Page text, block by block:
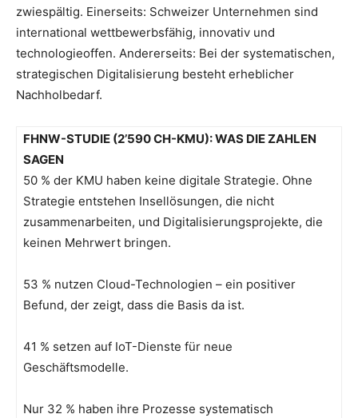
zwiespältig. Einerseits: Schweizer Unternehmen sind
international wettbewerbsfähig, innovativ und
technologieoffen. Andererseits: Bei der systematischen,
strategischen Digitalisierung besteht erheblicher
Nachholbedarf.
FHNW-STUDIE (2’590 CH-KMU): WAS DIE ZAHLEN
SAGEN
50 % der KMU haben keine digitale Strategie. Ohne
Strategie entstehen Insellösungen, die nicht
zusammenarbeiten, und Digitalisierungsprojekte, die
keinen Mehrwert bringen.
53 % nutzen Cloud-Technologien – ein positiver
Befund, der zeigt, dass die Basis da ist.
41 % setzen auf IoT-Dienste für neue
Geschäftsmodelle.
Nur 32 % haben ihre Prozesse systematisch